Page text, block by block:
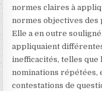
normes claires à
normes objectives des
Elle a en outre
appliquaient
inefficacités, telles que
nominations répétées,
contestations de